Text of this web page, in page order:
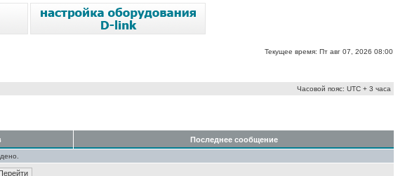
Текущее время: Пт авг 07, 2026 08:00
Часовой пояс: UTC + 3 часа
Последнее сообщение